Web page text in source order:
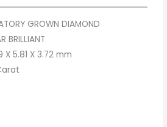
GROWN DIAMOND
BRILLIANT
X 5.81 X 3.72 mm